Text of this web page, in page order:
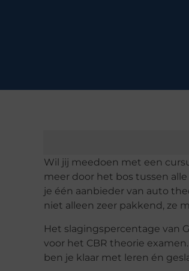
Wil jij meedoen met een
meer door het bos tussen
je één aanbieder van auto
niet alleen zeer pakkend, ze
Het slagingspercentage van
voor het CBR theorie
ben je klaar met leren én